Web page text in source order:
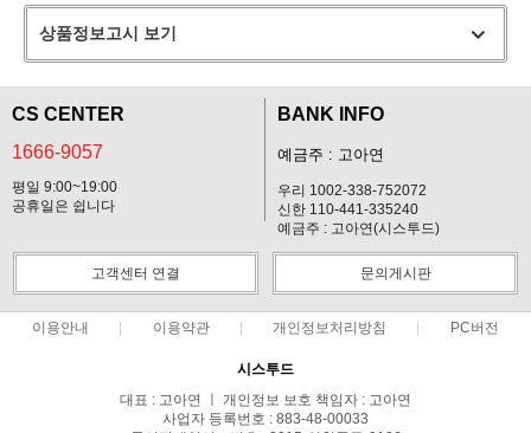
상품정보고시 보기
CS CENTER
1666-9057
평일 9:00~19:00
공휴일은 쉽니다
BANK INFO
예금주 : 고아연
우리 1002-338-752072
신한 110-441-335240
예금주 : 고아연(시스투드)
고객센터 연결 문의게시판
이용안내 이용약관 개인정보처리방침 PC버전
시스투드
대표 : 고아연 ㅣ 개인정보 보호 책임자 : 고아연
사업자 등록번호 : 883-48-00033